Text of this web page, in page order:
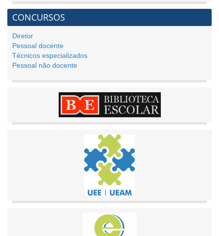
CONCURSOS
Diretor
Pessoal docente
Técnicos especializados
Pessoal não docente